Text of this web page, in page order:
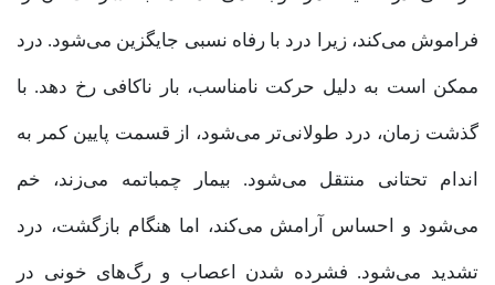
فراموش می‌کند، زیرا درد با رفاه نسبی جایگزین می‌شود. درد
ممکن است به دلیل حرکت نامناسب، بار ناکافی رخ دهد. با
گذشت زمان، درد طولانی‌تر می‌شود، از قسمت پایین کمر به
اندام تحتانی منتقل می‌شود. بیمار چمباتمه می‌زند، خم
می‌شود و احساس آرامش می‌کند، اما هنگام بازگشت، درد
تشدید می‌شود. فشرده شدن اعصاب و رگ‌های خونی در